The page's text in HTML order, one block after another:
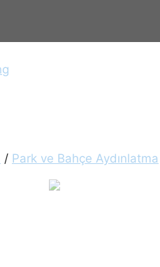
/ Park ve Bahçe Aydınlatma